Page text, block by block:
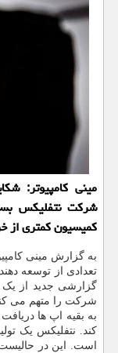
مینی کامپیوتر:
شرکت نتفلیکس
کمیسیون کمتری از
به گزارش مینی
تعدادی از توسعه
گزارشی جدید از یک
شرکت را متهم می
به بقیه اپ ها
کند. نتفلیکس یک
است. این در